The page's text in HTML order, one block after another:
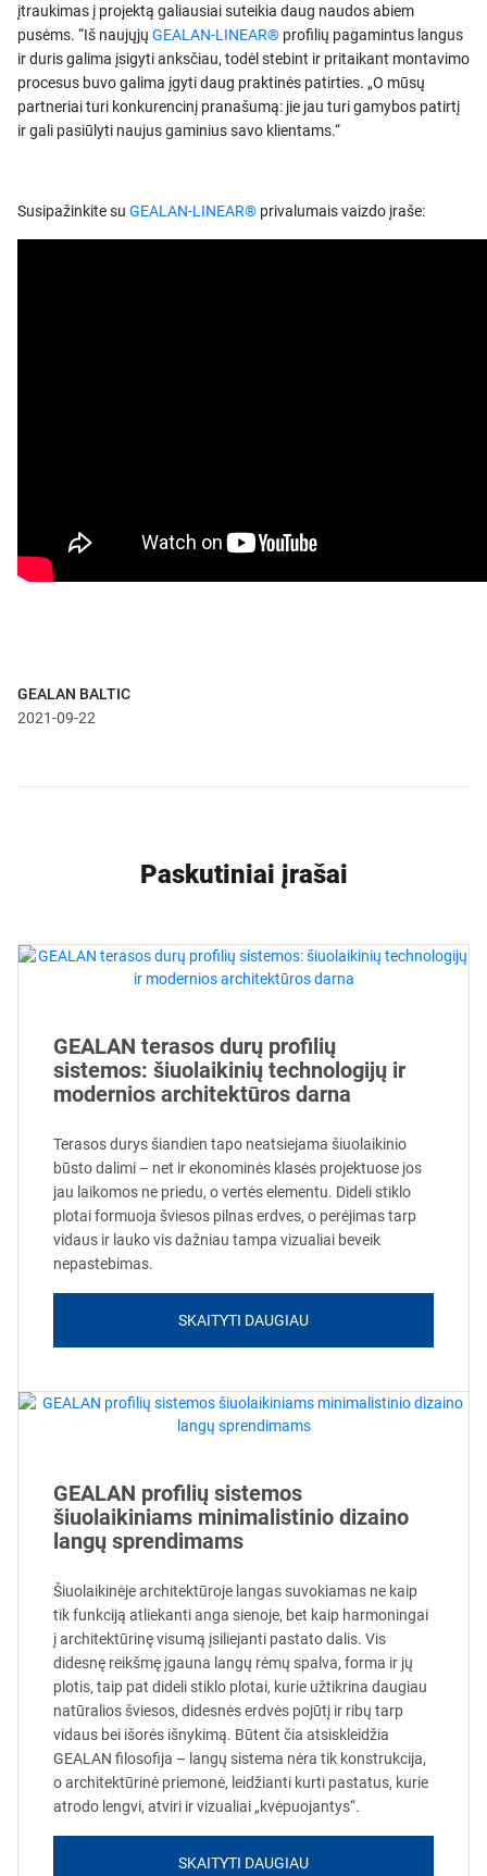
įtraukimas į projektą galiausiai suteikia daug naudos abiem
pusėms. “Iš naujųjų GEALAN-LINEAR® profilių pagamintus langus
ir duris galima įsigyti anksčiau, todėl stebint ir pritaikant montavimo
procesus buvo galima įgyti daug praktinės patirties. „O mūsų
partneriai turi konkurencinį pranašumą: jie jau turi gamybos patirtį
ir gali pasiūlyti naujus gaminius savo klientams.“
Susipažinkite su GEALAN-LINEAR® privalumais vaizdo įraše:
GEALAN BALTIC
2021-09-22
Paskutiniai įrašai
GEALAN terasos durų profilių
sistemos: šiuolaikinių technologijų ir
modernios architektūros darna
Terasos durys šiandien tapo neatsiejama šiuolaikinio
būsto dalimi – net ir ekonominės klasės projektuose jos
jau laikomos ne priedu, o vertės elementu. Dideli stiklo
plotai formuoja šviesos pilnas erdves, o perėjimas tarp
vidaus ir lauko vis dažniau tampa vizualiai beveik
nepastebimas.
SKAITYTI DAUGIAU
GEALAN profilių sistemos
šiuolaikiniams minimalistinio dizaino
langų sprendimams
Šiuolaikinėje architektūroje langas suvokiamas ne kaip
tik funkciją atliekanti anga sienoje, bet kaip harmoningai
į architektūrinę visumą įsiliejanti pastato dalis. Vis
didesnę reikšmę įgauna langų rėmų spalva, forma ir jų
plotis, taip pat dideli stiklo plotai, kurie užtikrina daugiau
natūralios šviesos, didesnės erdvės pojūtį ir ribų tarp
vidaus bei išorės išnykimą. Būtent čia atsiskleidžia
GEALAN filosofija – langų sistema nėra tik konstrukcija,
o architektūrinė priemonė, leidžianti kurti pastatus, kurie
atrodo lengvi, atviri ir vizualiai „kvėpuojantys“.
SKAITYTI DAUGIAU